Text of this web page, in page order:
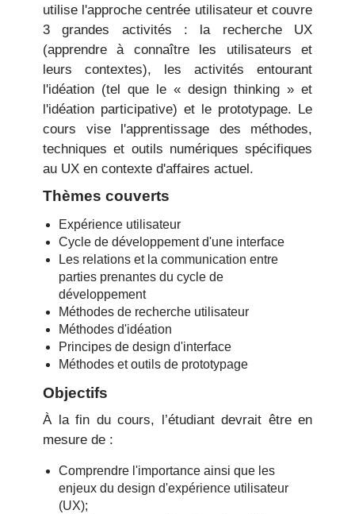
utilise l'approche centrée utilisateur et couvre
3 grandes activités : la recherche UX
(apprendre à connaître les utilisateurs et
leurs contextes), les activités entourant
l'idéation (tel que le « design thinking » et
l'idéation participative) et le prototypage. Le
cours vise l'apprentissage des méthodes,
techniques et outils numériques spécifiques
au UX en contexte d'affaires actuel.
Thèmes couverts
Expérience utilisateur
Cycle de développement d'une interface
Les relations et la communication entre
parties prenantes du cycle de
développement
Méthodes de recherche utilisateur
Méthodes d'idéation
Principes de design d'interface
Méthodes et outils de prototypage
Objectifs
À la fin du cours, l’étudiant devrait être en
mesure de :
Comprendre l'importance ainsi que les
enjeux du design d'expérience utilisateur
(UX);